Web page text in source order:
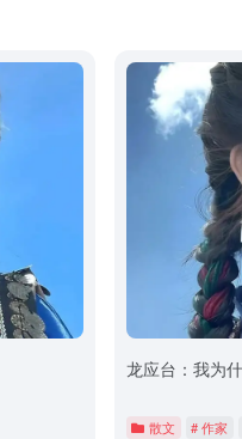
龙应台：我为
散文 # 作家